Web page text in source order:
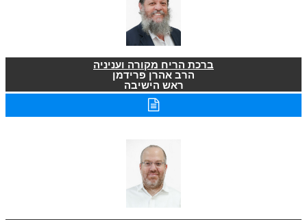
ברכת הריח מקורה ועניניה
הרב אהרן פרידמן
ראש הישיבה